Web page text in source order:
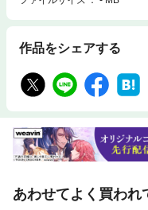
るのかを、豊富な神経科学の
福感に影響を与えているのか
自分の人生を変えたくなる」
さらに本書では、・なぜ、過
説する。休息は、怠惰ではな
創造性・集中力・幸福感を
仕事、創造性、人間関係、
作品をシェアする
あわせてよく買われ